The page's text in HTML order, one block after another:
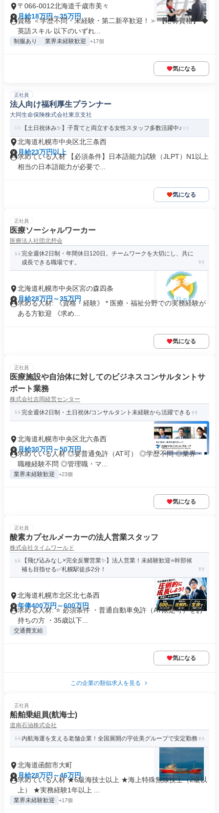
〒066-0012北海道千歳市美々
月給18万円～35万円
資格 ＜学歴不問・未経験・第二新卒歓迎！＞ 【応募資格】 ◆
英語スキル 以下のいずれ...
制服あり 業界未経験歓迎 +17個
気になる
正社員
法人向け福利厚生プランナー
大同生命保険株式会社東京支社
【土日祝休み✨】子育てと両立する女性スタッフ多数活躍中♪
北海道札幌市中央区北三条西
月給23万円以上
求めている人材 【必須条件】日本語能力試験（JLPT）N1以上
相当の日本語能力が必要で...
気になる
正社員
医療ソーシャルワーカー
医療法人社団北想会
完全週休2日制・年間休日120日。チームワークを大切にし、共に
成長できる職場です。
北海道札幌市中央区宮の森四条
月給28万円～35万円
求める人材: 《資格・経験》 * 医療・福祉分野での実務経験が
ある方歓迎 《求め...
気になる
正社員
医療施設や自治体に対してのビジネスコンサルタントサ
ポート業務
株式会社吉岡経営センター
完全週休2日制・土日祝休/コンサルタント未経験から活躍できる
北海道札幌市中央区北六条西
月給30万円～50万円
求めている人材 ◎要普通免許（AT可） ◎学歴不問 ◎業界・
職種経験不問 ◎管理職・マ...
業界未経験歓迎 +23個
気になる
正社員
酸素カプセルメーカーの法人営業スタッフ
株式会社タイムワールド
【飛び込みなし×完全反響営業✨】法人営業！未経験歓迎⭐幹部候
補も目指せる✅札幌駅徒歩2分！
北海道札幌市北区北七条西
年俸400万円～600万円
求める人材: ⭐ 必須条件 ・普通自動車免許（AT限定可）をお
持ちの方 ・35歳以下...
交通費支給
気になる
この企業の類似求人を見る
正社員
船舶乗組員(航海士)
道南石油株式会社
内航海運を支える老舗企業！全国展開の宇佐美グループで安定勤務
北海道函館市大町
月給28万円～46万円
求めている人材 ★6級海技士以上 ★海上特殊無線技士（2級以
上） ★実務経験1年以上 ...
業界未経験歓迎 +17個